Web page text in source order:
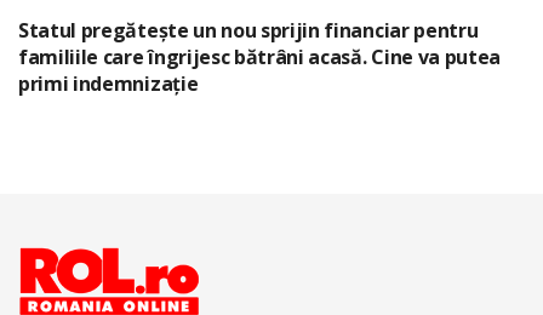
Statul pregătește un nou sprijin financiar pentru
familiile care îngrijesc bătrâni acasă. Cine va putea
primi indemnizație